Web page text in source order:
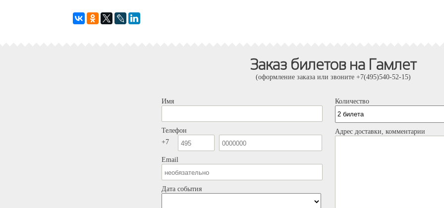
Заказ билетов на Гамлет
(оформление заказа или звоните +7(495)540-52-15)
Имя
Телефон
+7
Email
Дата события
Количество
Адрес доставки, комментарии